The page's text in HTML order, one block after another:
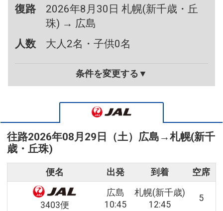
復路
2026年8月30日 札幌(新千歳・丘
珠) → 広島
人数
大人2名・子供0名
条件を変更する▼
往路2026年08月29日（土） 広島 →札幌(新千
歳・丘珠)
便名 出発 到着 空席
3403便
広島
10:45
札幌(新千歳)
12:45
5